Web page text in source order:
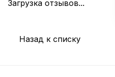
Загрузка отзывов...
Назад к списку